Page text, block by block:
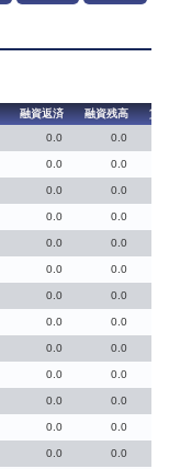
融資返済 融資残高
貸
0.0 0.0
0.0 0.0
0.0 0.0
0.0 0.0
0.0 0.0
0.0 0.0
0.0 0.0
0.0 0.0
0.0 0.0
0.0 0.0
0.0 0.0
0.0 0.0
0.0 0.0